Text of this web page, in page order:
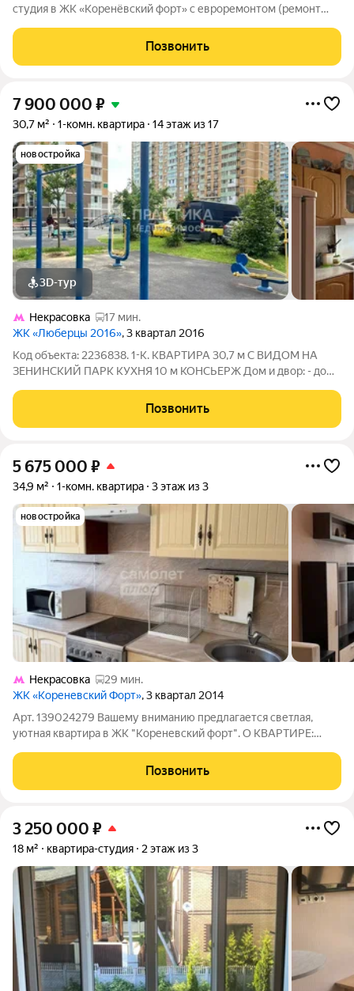
студия в ЖК «Коренёвский форт» с евроремонтом (ремонт
обременений, по документам чистая, быстрый выход на
сделку. Эта квартира на первом этаже
Позвонить
7 900 000 ₽
30,7 м² 1-комн. квартира 14 этаж из 17
новостройка
3D-тур
Некрасовка
17 мин.
ЖК «Люберцы 2016», 3 квартал 2016
Код объекта: 2236838. 1-К. КВАРТИРА 30,7 м С ВИДОМ НА
ЗЕНИНСКИЙ ПАРК КУХНЯ 10 м КОНСЬЕРЖ Дом и двор: - дом
микрорайона ЖК «Люберцы» (ранее известного как «Люберцы
2016») от группы «Самолёт», -
Позвонить
5 675 000 ₽
34,9 м² 1-комн. квартира 3 этаж из 3
новостройка
Некрасовка
29 мин.
ЖК «Кореневский Форт», 3 квартал 2014
Арт. 139024279 Вашему вниманию предлагается светлая,
уютная квартира в ЖК "Кореневский форт". О КВАРТИРЕ:
кв.м.), совмещенный с/у, балкон. Уникальность квартиры
заключается в ее удобстве,
Позвонить
3 250 000 ₽
18 м² квартира-студия 2 этаж из 3